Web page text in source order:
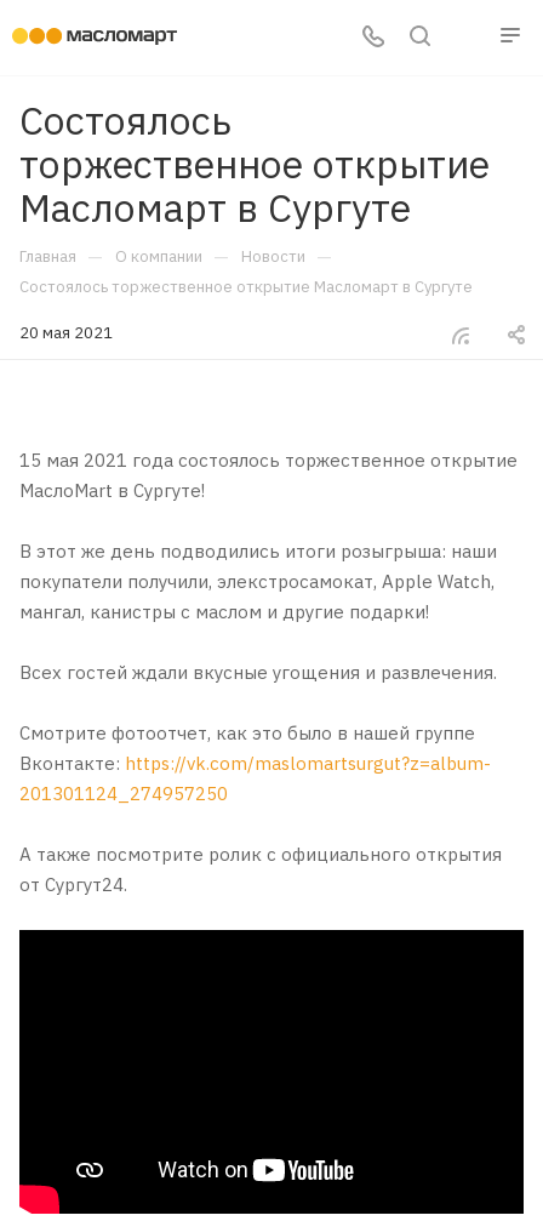
Состоялось
торжественное открытие
Масломарт в Сургуте
Главная — О компании — Новости —
Состоялось торжественное открытие Масломарт в Сургуте
20 мая 2021
15 мая 2021 года состоялось торжественное открытие
МаслоMart в Сургуте!
В этот же день подводились итоги розыгрыша: наши
покупатели получили, элекстросамокат, Apple Watch,
мангал, канистры с маслом и другие подарки!
Всех гостей ждали вкусные угощения и развлечения.
Смотрите фотоотчет, как это было в нашей группе
Вконтакте: https://vk.com/maslomartsurgut?z=album-
201301124_274957250
А также посмотрите ролик с официального открытия
от Сургут24.